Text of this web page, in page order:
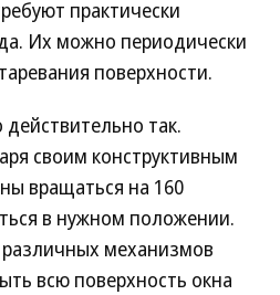
практически
Их можно периодически
поверхности.
так.
своим конструктивным
вращаться на 160
в нужном положении.
механизмов
всю поверхность окна